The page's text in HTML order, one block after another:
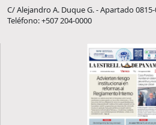
C/ Alejandro A. Duque G. - Apartado
Teléfono: +507 204-0000